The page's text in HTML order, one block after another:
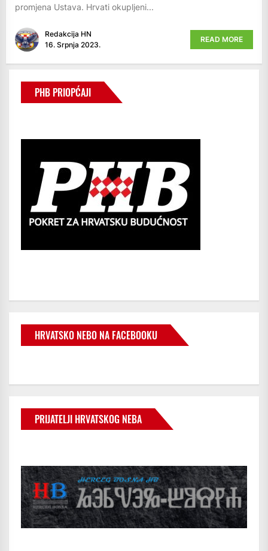
promjena Ustava. Hrvati okupljeni...
Redakcija HN
16. Srpnja 2023.
READ MORE
PHB PRIOPĆAJI
HRVATSKO NEBO NA FACEBOOKU
PRIJATELJI HRVATSKOG NEBA